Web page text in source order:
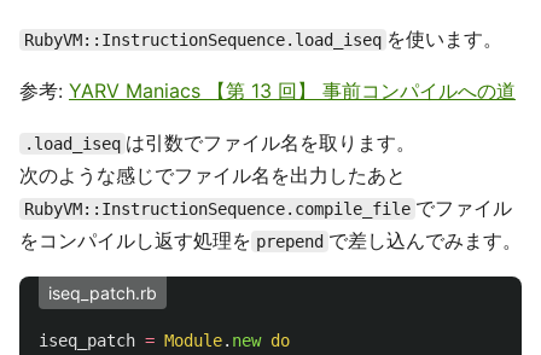
RubyVM::InstructionSequence.load_iseq を使います。
参考: YARV Maniacs 【第 13 回】 事前コンパイルへの道
.load_iseq は引数でファイル名を取ります。
次のような感じでファイル名を出力したあと
RubyVM::InstructionSequence.compile_file でファイル
をコンパイルし返す処理を prepend で差し込んでみます。
iseq_patch.rb
iseq_patch = Module. new do